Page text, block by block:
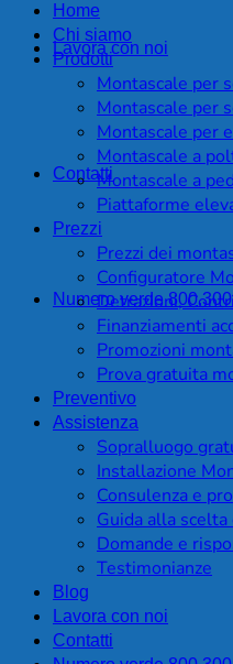
Lavora con noi
Contatti
Numero verde
Home
Chi siamo
Prodotti
Montascale per
Montascale per
Montascale per
Montascale a
Montascale a
Piattaforme
Prezzi
Prezzi dei
Configuratore
Detrazioni,
Finanziamenti
Promozioni
Prova gratuita
Preventivo
Assistenza
Sopralluogo
Installazione
Consulenza e
Guida alla
Domande e
Testimonianze
Blog
Lavora con noi
Contatti